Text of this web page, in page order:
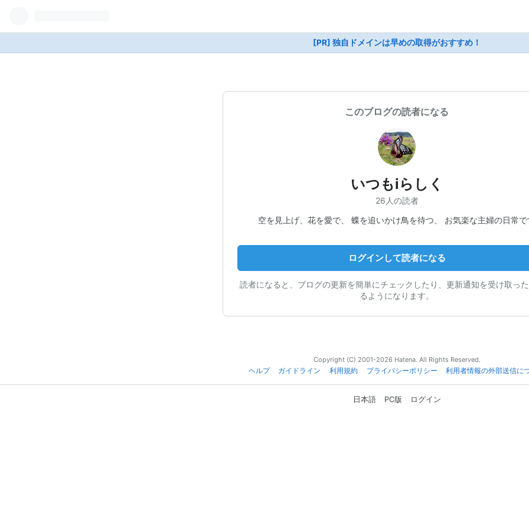
[PR] 独自ドメインは早めの取得がおすすめ！
このブログの読者になる
いつもiらしく
26人の読者
空を見上げ、花を愛で、 蝶を追いかけ鳥を待つ、 お気楽な主婦の日常で
ログインして読者になる
読者になると、ブログの更新を簡単にチェックしたり、更新通知を受け取っ
るようになります。
Copyright (C) 2001-2026 Hatena. All Rights Reserved.
ヘルプ
ガイドライン 利用規約 プライバシーポリシー 利用者情報の外部送信に
日本語 PC版 ログイン